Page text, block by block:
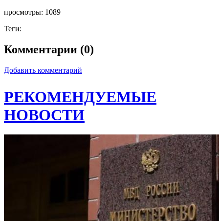
просмотры: 1089
Теги:
Комментарии (0)
Добавить комментарий
РЕКОМЕНДУЕМЫЕ
НОВОСТИ